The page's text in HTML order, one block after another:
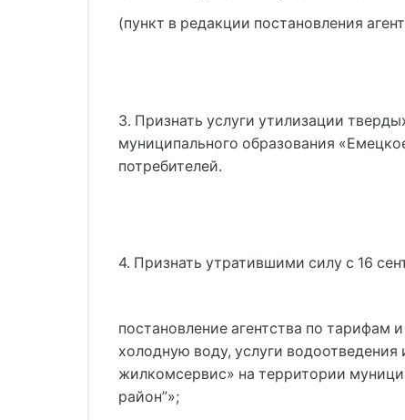
(пункт в редакции постановления
3. Признать услуги утилизации
муниципального образования
потребителей.
4. Признать утратившими силу с 16
постановление агентства по тарифам
холодную воду, услуги
жилкомсервис» на территории
район”»;